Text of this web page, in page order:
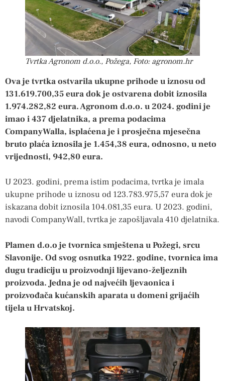
Tvrtka Agronom d.o.o., Požega, Foto: agronom.hr
Ova je tvrtka ostvarila ukupne prihode u iznosu od
131.619.700,35 eura dok je ostvarena dobit iznosila
1.974.282,82 eura. Agronom d.o.o. u 2024. godini je
imao i 437 djelatnika, a prema podacima
CompanyWalla, isplaćena je i prosječna mjesečna
bruto plaća iznosila je 1.454,38 eura, odnosno, u neto
vrijednosti, 942,80 eura.
U 2023. godini, prema istim podacima, tvrtka je imala
ukupne prihode u iznosu od 123.783.975,57 eura dok je
iskazana dobit iznosila 104.081,35 eura. U 2023. godini,
navodi CompanyWall, tvrtka je zapošljavala 410 djelatnika.
Plamen d.o.o je tvornica smještena u Požegi, srcu
Slavonije. Od svog osnutka 1922. godine, tvornica ima
dugu tradiciju u proizvodnji lijevano-željeznih
proizvoda. Jedna je od najvećih ljevaonica i
proizvođača kućanskih aparata u domeni grijaćih
tijela u Hrvatskoj.